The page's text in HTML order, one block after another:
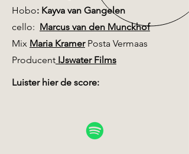
Hobo: Kayva van Gangelen
cello: Marcus van den Munckhof
Mix Maria KramerPosta Vermaas
Producent IJswater Films
Luister hier de score: